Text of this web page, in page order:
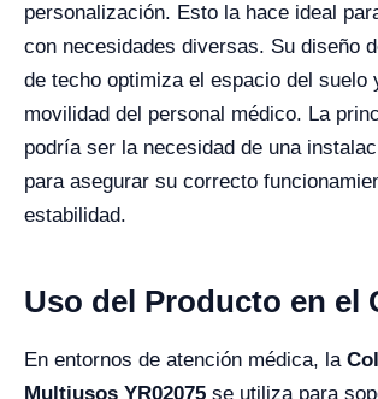
personalización. Esto la hace ideal
con necesidades diversas. Su diseño
de techo optimiza el espacio del suelo
movilidad del personal médico. La
podría ser la necesidad de una
para asegurar su correcto
estabilidad.
Uso del Producto en el
En entornos de atención médica, la
Multiusos YR02075 se utiliza para